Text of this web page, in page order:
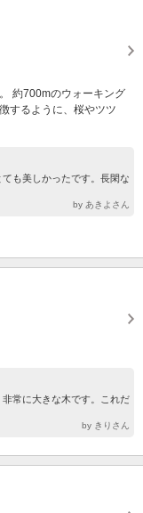
約700mのウォーキング
するように、桜やツツ
も美しかったです。長閑な
by あきよさん
常に大きな木です。これだ
by きりさん